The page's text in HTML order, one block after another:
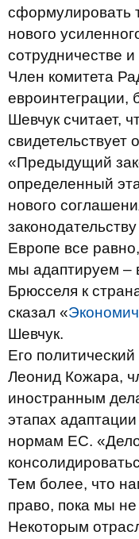
сформулировать
нового
сотрудничестве
Член комитета
евроинтеграции,
Шевчук считает,
свидетельствует
«Предыдущий
определенный
нового
Европе все
мы адаптируем –
Брюсселя к
сказал «
Шевчук.
Его
Леонид Кожара,
иностранным
этапах
нормам ЕС.
Тем более, что
право, пока мы
Некоторым